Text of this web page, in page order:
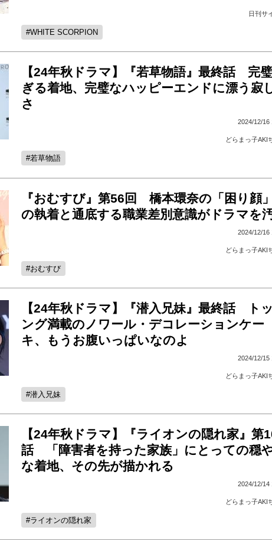
日刊サ
WHITE SCORPION
【24年秋ドラマ】『若草物語』最終話 完
ぎる着地、完璧なハッピーエンドに漂う寂
さ
2024/12/16
どらまっ子AKI
若草物語
『おむすび』第56回 橋本環奈の「困り顔
の執着と通底する職業差別意識がドラマを
2024/12/16
どらまっ子AKI
おむすび
【24年秋ドラマ】『潜入兄妹』最終話 ト
ング満載のノワール・デコレーションケー
キ、もうお腹いっぱいなのよ
2024/12/15
どらまっ子AKI
潜入兄妹
【24年秋ドラマ】『ライオンの隠れ家』第
話 「障害者を持った家族」にとっての穏
な着地、その先が描かれる
2024/12/14
どらまっ子AKI
ライオンの隠れ家